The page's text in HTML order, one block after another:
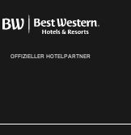
OFFIZIELLER HOTELPARTNER